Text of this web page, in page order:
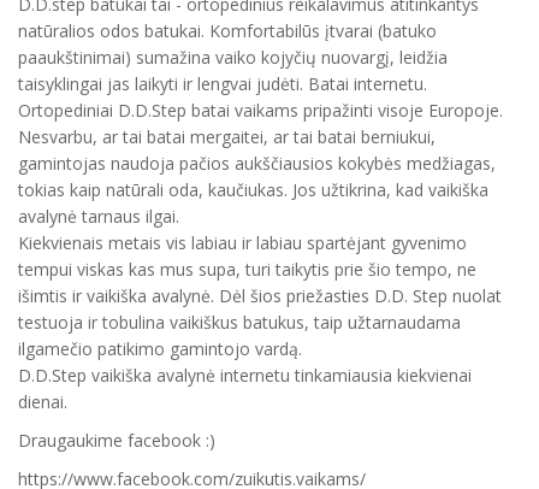
natūralios odos batukai. Komfortabilūs įtvarai (batuko
paaukštinimai) sumažina vaiko kojyčių nuovargį, leidžia
taisyklingai jas laikyti ir lengvai judėti. Batai internetu.
Ortopediniai D.D.Step batai vaikams pripažinti visoje Europoje.
Nesvarbu, ar tai batai mergaitei, ar tai batai berniukui,
gamintojas naudoja pačios aukščiausios kokybės medžiagas,
tokias kaip natūrali oda, kaučiukas. Jos užtikrina, kad vaikiška
avalynė tarnaus ilgai.
Kiekvienais metais vis labiau ir labiau spartėjant gyvenimo
tempui viskas kas mus supa, turi taikytis prie šio tempo, ne
išimtis ir vaikiška avalynė. Dėl šios priežasties D.D. Step nuolat
testuoja ir tobulina vaikiškus batukus, taip užtarnaudama
ilgamečio patikimo gamintojo vardą.
D.D.Step vaikiška avalynė internetu tinkamiausia kiekvienai
dienai.
Draugaukime facebook :)
https://www.facebook.com/zuikutis.vaikams/